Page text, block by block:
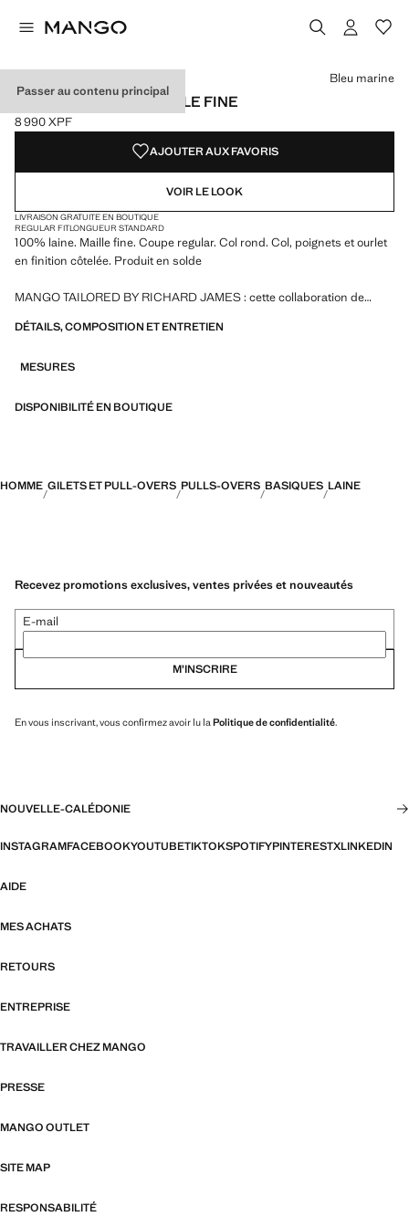
Passer au contenu principal
PULL 100 % LAINE MAILLE FINE
Prix actuel [8 990 XPF ]
8 990 XPF
Choisissez une couleur
Bleu marine
AJOUTER AUX FAVORIS
VOIR LE LOOK
LIVRAISON GRATUITE EN BOUTIQUE
REGULAR FITLONGUEUR STANDARD
100% laine. Maille fine. Coupe regular. Col rond. Col, poignets et ourlet
en finition côtelée. Produit en solde
MANGO TAILORED BY RICHARD JAMES : cette collaboration de
James avec l'essence contemporaine de Mango. Le résultat est une
la réinterprétation des imprimés et motifs de Richard James avec des
haute qualité.
DÉTAILS, COMPOSITION ET ENTRETIEN
MESURES
DISPONIBILITÉ EN BOUTIQUE
HOMME GILETS ET PULL-OVERS PULLS-OVERS BASIQUES LAINE
Recevez promotions exclusives, ventes privées et nouveautés
E-mail
M’INSCRIRE
En vous inscrivant, vous confirmez avoir lu la Politique de confidentialité.
NOUVELLE-CALÉDONIE
INSTAGRAMFACEBOOKYOUTUBETIKTOKSPOTIFYPINTERESTXLINKEDIN
AIDE
MES ACHATS
RETOURS
ENTREPRISE
TRAVAILLER CHEZ MANGO
PRESSE
MANGO OUTLET
SITE MAP
RESPONSABILITÉ